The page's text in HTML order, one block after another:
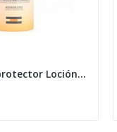
Isdin Fotoprotector Loción Spray SPF50 250ml